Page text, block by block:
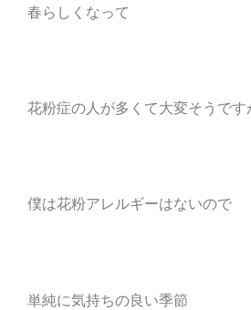
春らしくなって
花粉症の人が多くて大変そうです
僕は花粉アレルギーはないので
単純に気持ちの良い季節